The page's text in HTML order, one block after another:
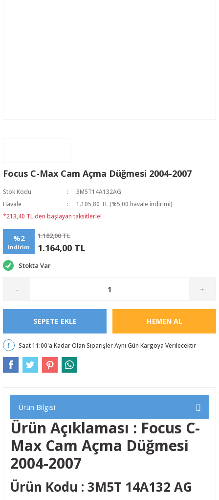
Focus C-Max Cam Açma Düğmesi 2004-2007
Stok Kodu
3M5T14A132AG
Havale
1.105,80 TL (%5,00 havale indirimi)
*213,40 TL den başlayan taksitlerle!
%2
indirim
1.182,00 TL
1.164,00 TL
Stokta Var
- +
SEPETE EKLE HEMEN AL
Saat 11:00'a Kadar Olan Siparişler Aynı Gün Kargoya Verilecektir
Ürün Bilgisi
Ürün Açıklaması : Focus C-
Max Cam Açma Düğmesi
2004-2007
Ürün Kodu : 3M5T 14A132 AG